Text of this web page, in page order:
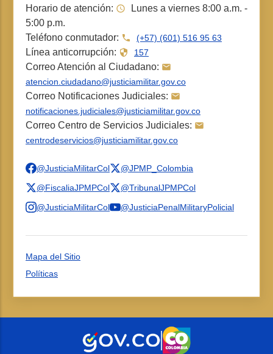
Horario de atención:
Lunes a viernes 8:00 a.m. -
5:00 p.m.
Teléfono conmutador:
(+57) (601) 516 95 63
Línea anticorrupción: 157
Correo Atención al Ciudadano:
atencion.ciudadano@justiciamilitar.gov.co
Correo Notificaciones Judiciales:
notificaciones.judiciales@justiciamilitar.gov.co
Correo Centro de Servicios Judiciales:
centrodeservicios@justiciamilitar.gov.co
@JusticiaMilitarCol
@JPMP_Colombia
@FiscaliaJPMPCol
@TribunalJPMPCol
@JusticiaMilitarCol
@JusticiaPenalMilitaryPolicial
Mapa del Sitio
Políticas